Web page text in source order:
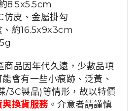
8.5x5.5cm
仿皮、金屬掛勾
約16.5x9x3cm
商品因年代久遠，少數品項
會有一些小痕跡、泛黃、
/3C製品)等情形，故以特價
換貨服務。介意者請謹慎